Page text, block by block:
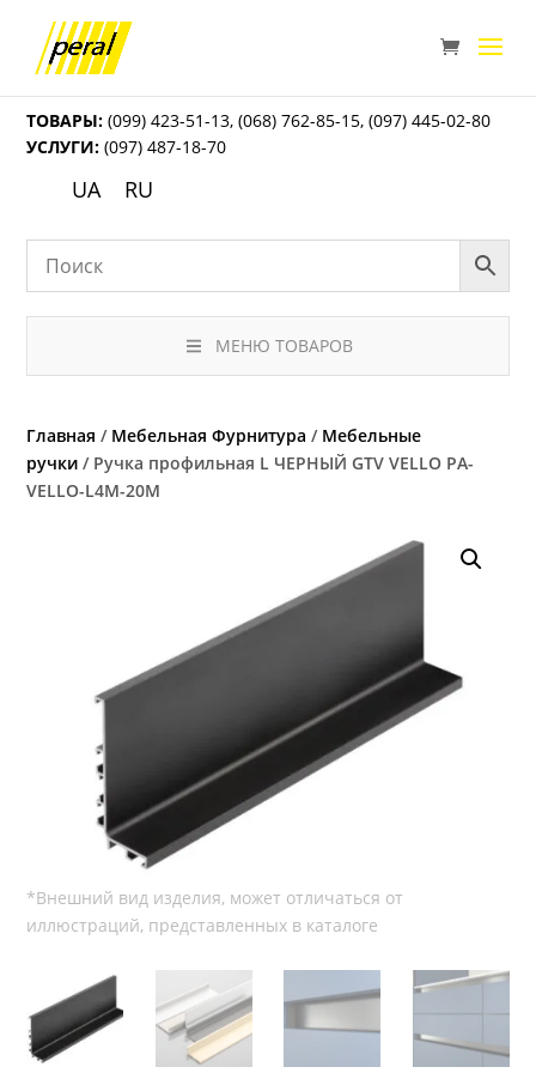
ТОВАРЫ: (099) 423-51-13,(068) 762-85-15,(097) 445-02-80
УСЛУГИ: (097) 487-18-70
UA RU
МЕНЮ ТОВАРОВ
Главная / Мебельная Фурнитура / Мебельные
ручки / Ручка профильная L ЧЕРНЫЙ GTV VELLO PA-
VELLO-L4M-20M